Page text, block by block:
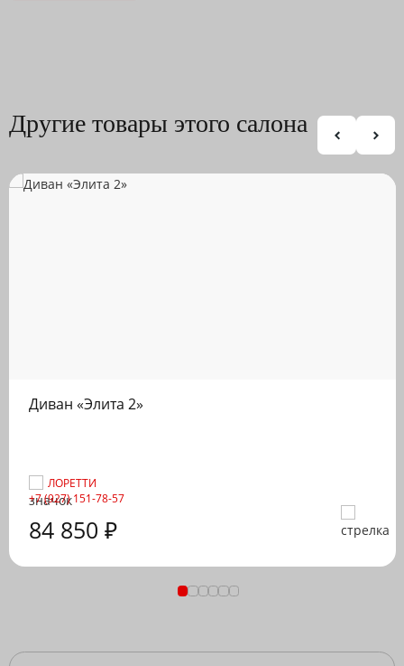
Другие товары этого салона
Диван «Элита 2»
ЛОРЕТТИ
+7 (927) 151-78-57
84 850 ₽